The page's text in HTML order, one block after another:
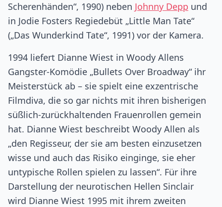
Scherenhänden“, 1990) neben Johnny Depp und
in Jodie Fosters Regiedebüt „Little Man Tate“
(„Das Wunderkind Tate“, 1991) vor der Kamera.
1994 liefert Dianne Wiest in Woody Allens
Gangster-Komödie „Bullets Over Broadway“ ihr
Meisterstück ab – sie spielt eine exzentrische
Filmdiva, die so gar nichts mit ihren bisherigen
süßlich-zurückhaltenden Frauenrollen gemein
hat. Dianne Wiest beschreibt Woody Allen als
„den Regisseur, der sie am besten einzusetzen
wisse und auch das Risiko einginge, sie eher
untypische Rollen spielen zu lassen“. Für ihre
Darstellung der neurotischen Hellen Sinclair
wird Dianne Wiest 1995 mit ihrem zweiten